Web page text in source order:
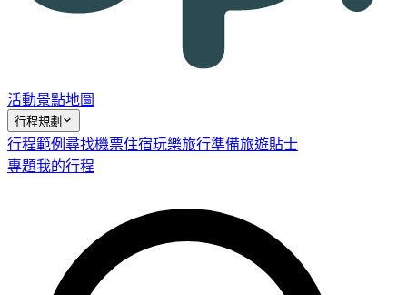
活動景點地圖
行程規劃
行程範例 尋找機票住宿玩樂旅行準備旅遊貼士
專題我的行程